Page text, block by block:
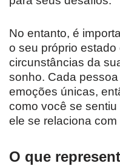
No entanto, é
o seu próprio
circunstâncias da
sonho. Cada
emoções únicas,
como você se
ele se relaciona
O que